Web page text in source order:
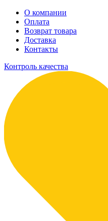
О компании
Оплата
Возврат товара
Доставка
Контакты
Контроль качества